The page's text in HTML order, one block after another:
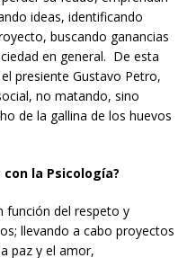
ideas, identificando
buscando ganancias
en general. De esta
presiente Gustavo Petro,
no matando, sino
de la gallina de los huevos
la Psicología?
función del respeto y
llevando a cabo proyectos
paz y el amor,